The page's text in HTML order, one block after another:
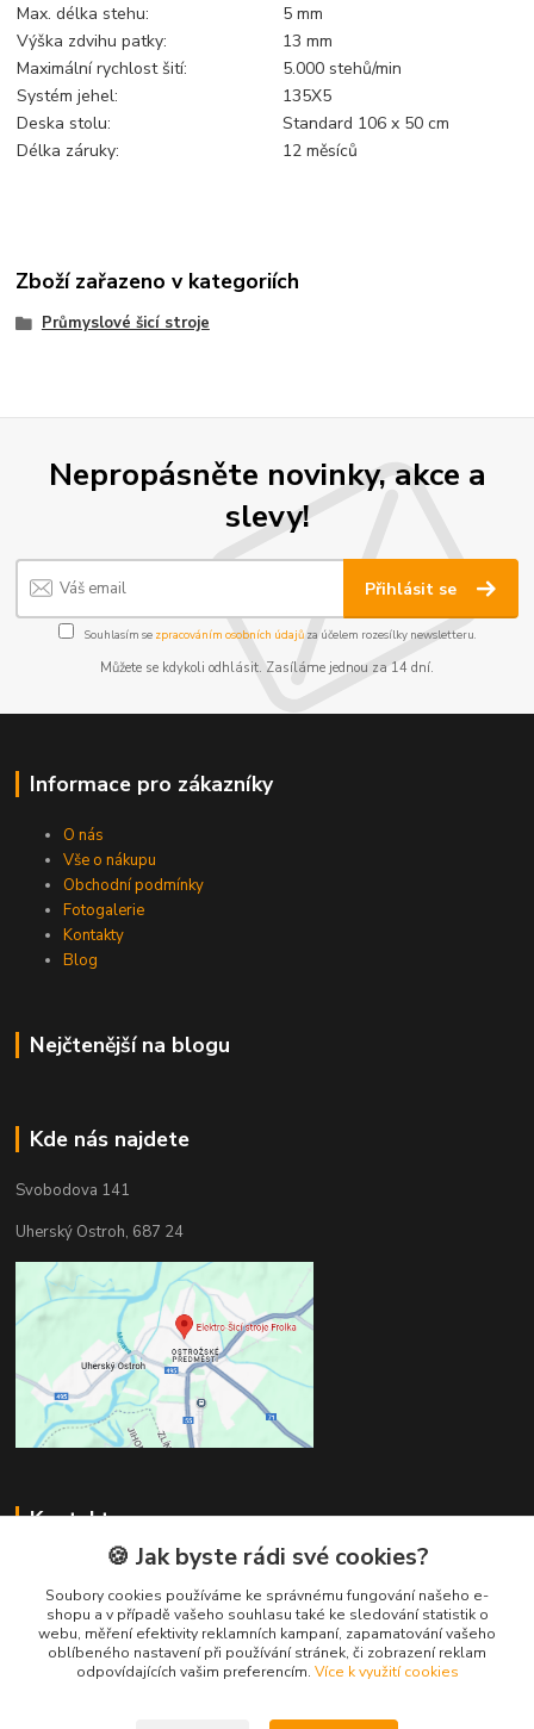
Max. délka stehu:
5 mm
Výška zdvihu patky:
13 mm
Maximální rychlost šití:
5.000 stehů/min
Systém jehel:
135X5
Deska stolu:
Standard 106 x 50 cm
Délka záruky:
12 měsíců
Zboží zařazeno v kategoriích
Průmyslové šicí stroje
Nepropásněte novinky, akce a
slevy!
Přihlásit se
Souhlasím se zpracováním osobních údajůza účelem rozesílky newsletteru.
Můžete se kdykoli odhlásit. Zasíláme jednou za 14 dní.
Informace pro zákazníky
O nás
Vše o nákupu
Obchodní podmínky
Fotogalerie
Kontakty
Blog
Nejčtenější na blogu
Kde nás najdete
Svobodova 141
Uherský Ostroh, 687 24
Kontakty
Milan Frolka
+420 777260978
(Po-Pá, 8-17 hod.)
milanfrolka@seznam.cz
🍪 Jak byste rádi své cookies?
Soubory cookies používáme ke správnému fungování našeho e-
shopu a v případě vašeho souhlasu také ke sledování statistik o
webu, měření efektivity reklamních kampaní, zapamatování vašeho
oblíbeného nastavení při používání stránek, či zobrazení reklam
odpovídajících vašim preferencím. Více k využití cookies